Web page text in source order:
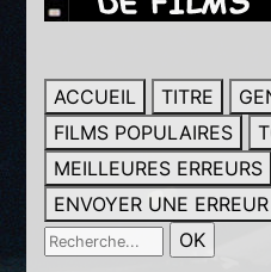
ACCUEIL TITRE
FILMS POPULAIRES
MEILLEURES ERREURS
ENVOYER UNE ERREUR